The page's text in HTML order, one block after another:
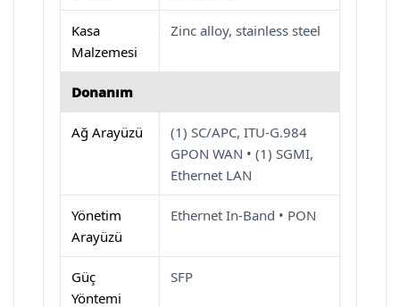
Kasa
Malzemesi
Zinc alloy, stainless steel
Donanım
Ağ Arayüzü
(1) SC/APC, ITU-G.984
GPON WAN • (1) SGMI,
Ethernet LAN
Yönetim
Arayüzü
Ethernet In-Band • PON
Güç
Yöntemi
SFP